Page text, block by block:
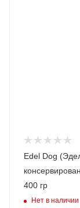
Edel Dog
400 гр
Нет в наличии